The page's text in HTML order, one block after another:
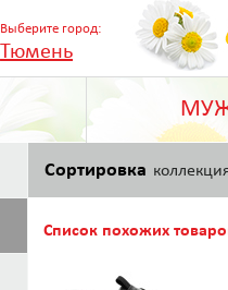
Выберите город:
Тюмень
Сортировка
Список похожих